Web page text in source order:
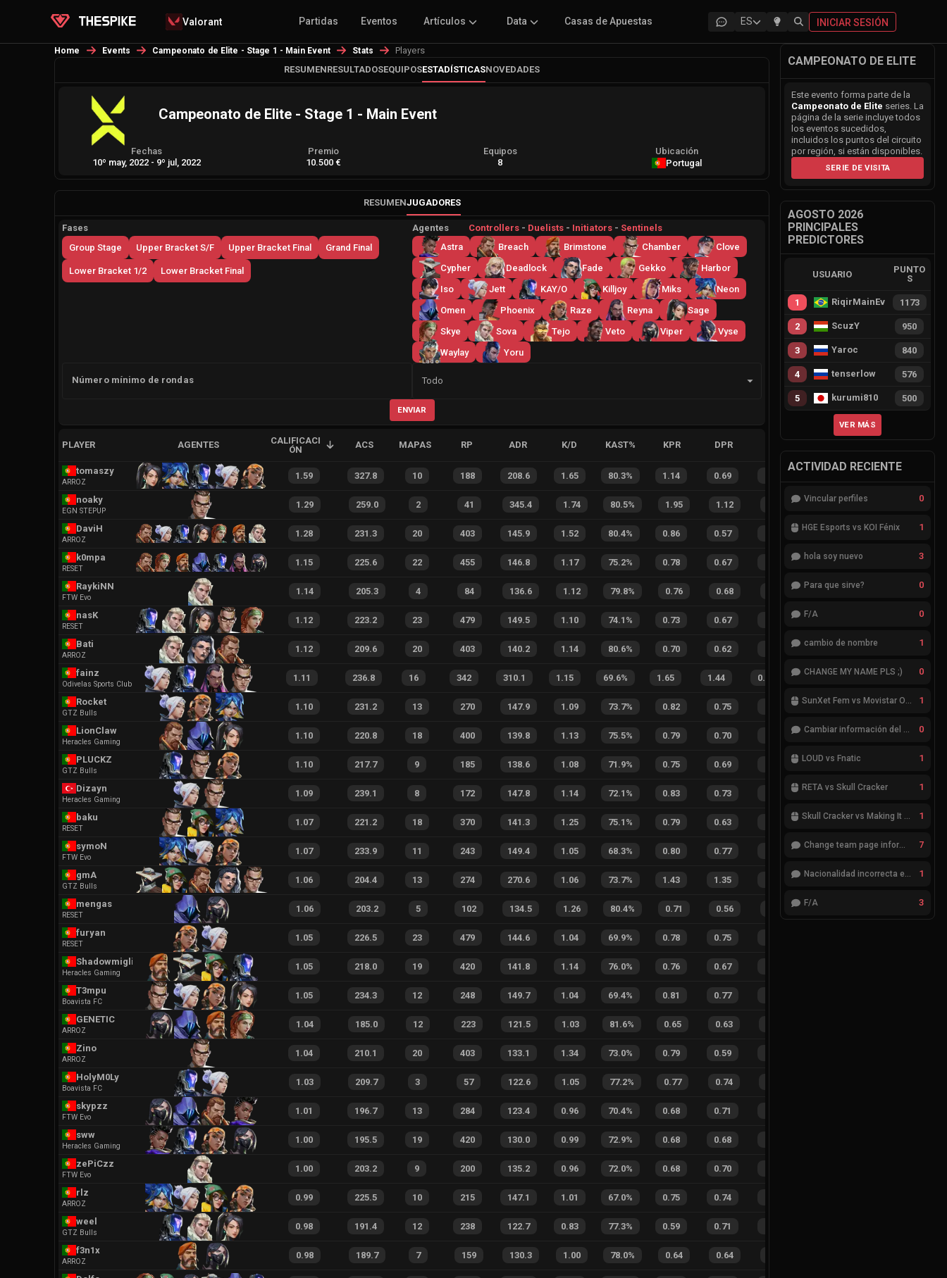
Valorant Partidas Eventos Artículos Data Casas de Apuestas ES INICIAR SESIÓN
Home Events Campeonato de Elite - Stage 1 - Main Event Stats
Players
RESUMENRESULTADOSEQUIPOSESTADÍSTICASNOVEDADES
Campeonato de Elite - Stage 1 - Main Event
Fechas
10º may, 2022 - 9º jul, 2022
Premio
10.500 €
Equipos
8
Ubicación
Portugal
RESUMENJUGADORES
Fases
Group Stage
Upper Bracket S/F Upper Bracket Final Grand Final
Lower Bracket 1/2 Lower Bracket Final
Agentes Controllers - Duelists - Initiators - Sentinels
Astra
Breach Brimstone Chamber
Clove
Cypher
Deadlock Fade Gekko
Harbor
Iso
Jett KAY/O Killjoy Miks
Neon
Omen
Phoenix Raze Reyna
Sage
Skye
Sova Tejo Veto Viper
Vyse
Waylay
Yoru
Número mínimo de rondas
Lado
Todo
ENVIAR
PLAYER AGENTES
CALIFICACI
ÓN
ACS MAPAS RP ADR K/D KAST% KPR DPR
tomaszy
ARROZ
1.59 327.8 10 188 208.6 1.65 80.3% 1.14 0.69
noaky
EGN STEPUP
1.29 259.0 2 41 345.4 1.74 80.5% 1.95 1.12 25% 6
DaviH
ARROZ
1.28 231.3 20 403 145.9 1.52 80.4% 0.86 0.57 24 % 25 25
k0mpa
RESET
1.15 225.6 22 455 146.8 1.17 75.2% 0.78 0.67 28% 51
RaykiNN
FTW Evo
1.14 205.3 4 84 136.6 1.12 79.8% 0.76 0.68 28%
nasK
RESET
1.12 223.2 23 479 149.5 1.10 74.1 % 0.73 0.67 23
Bati
ARROZ
1.12 209.6 20 403 140.2 1.14 80.6% 0.70 0.62 23% 24
fainz
Odivelas Sports Club
1.11 236.8 16 342 310.1 1.15 69.6% 1.65 1.44 0.35 29 % 134 118
Rocket
GTZ Bulls
1.10 231.2 13 270 147.9 1.09 73.7% 0.82 0.75 21% 44 36
LionClaw
Heracles Gaming
1.10 220.8 18 400 139.8 1.13 75.5% 0.79 0.70 20% 38 38
PLUCKZ
GTZ Bulls
1.10 217.7 9 185 138.6 1.08 71.9% 0.75 0.69 22 %
Dizayn
Heracles Gaming
1.09 239.1 8 172 147.8 1.14 72.1 % 0.83 0.73 30 % 30
baku
RESET
1.07 221.2 18 370 141.3 1.25 75.1 % 0.79 0.63 28% 46 32
symoN
FTW Evo
1.07 233.9 11 243 149.4 1.05 68.3% 0.80 0.77 25% 48 45
gmA
GTZ Bulls
1.06 204.4 13 274 270.6 1.06 73.7% 1.43 1.35 20% 60 54
mengas
RESET
1.06 203.2 5 102 134.5 1.26 80.4% 0.71 0.56
furyan
RESET
1.05 226.5 23 479 144.6 1.04 69.9% 0.78 0.75
Shadowmiglito
Heracles Gaming
1.05 218.0 19 420 141.8 1.14 76.0% 0.76 0.67
T3mpu
Boavista FC
1.05 234.3 12 248 149.7 1.04 69.4% 0.81 0.77
GENETIC
ARROZ
1.04 185.0 12 223 121.5 1.03 81.6% 0.65 0.63
Zino
ARROZ
1.04 210.1 20 403 133.1 1.34 73.0% 0.79 0.59
HolyM0Ly
Boavista FC
1.03 209.7 3 57 122.6 1.05 77.2% 0.77 0.74
skypzz
FTW Evo
1.01 196.7 13 284 123.4 0.96 70.4% 0.68 0.71
sww
Heracles Gaming
1.00 195.5 19 420 130.0 0.99 72.9% 0.68 0.68
zePiCzz
FTW Evo
1.00 203.2 9 200 135.2 0.96 72.0% 0.68 0.70
rlz
ARROZ
0.99 225.5 10 215 147.1 1.01 67.0% 0.75 0.74
weel
GTZ Bulls
0.98 191.4 12 238 122.7 0.83 77.3% 0.59 0.71
f3n1x
ARROZ
0.98 189.7 7 159 130.3 1.00 78.0% 0.64 0.64
CAMPEONATO DE ELITE
Este evento forma parte de la
Campeonato de Elite series. La
página de la serie incluye todos
los eventos sucedidos,
incluidos los puntos del circuito
por región, si están disponibles.
SERIE DE VISITA
AGOSTO 2026
PRINCIPALES
PREDICTORES
USUARIO
PUNTO
S
1 RiqirMainEvie 1173
2 ScuzY 950
3 Yaroc 840
4 tenserlow 576
5 kurumi810 500
VER MÁS
ACTIVIDAD RECIENTE
Vincular perfiles 0
HGE Esports vs KOI Fénix 1
hola soy nuevo 3
Para que sirve? 0
F/A 0
cambio de nombre 1
CHANGE MY NAME PLS ;) 0
SunXet Fem vs Movistar Optix Fem 1
Cambiar información del Team 0
LOUD vs Fnatic 1
RETA vs Skull Cracker 1
Skull Cracker vs Making It Look Easy 1
Change team page information 7
Nacionalidad incorrecta en el jugador cheatcode 1
F/A 3